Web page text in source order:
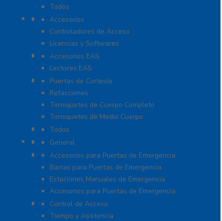
Todos
Paneles de Control de Acceso
Accesorios
Controladores de Acceso
Licencias y Softwares
Protección de Mercancía (EAS)
Accesorios EAS
Lectores EAS
Torniquetes y Puertas de Cortesía
Puertas de Cortesía
Refacciones
Torniquetes de Cuerpo Completo
Torniquetes de Medio Cuerpo
Teclados Autónomos
Todos
Refacciones
General
Sistemas de Emergencia
Accesorios para Puertas de Emergencia
Barras para Puertas de Emergencia
Estaciones Manuales de Emergencia
Accesorios para Puertas de Emergencia
Software De Asistencia
Control de Acceso
Tiempo y Asistencia